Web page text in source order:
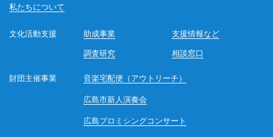
私たちについて
文化活動支援 助成事業
調査研究 相談窓口
支援情報など
財団主催事業 音楽宅配便（アウトリーチ）
広島市新人演奏会
広島プロミシングコンサート